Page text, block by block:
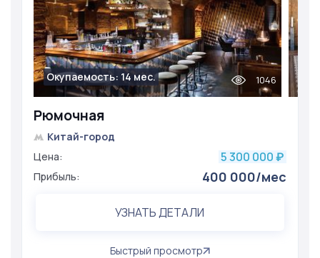
Рюмочная
Окупаемость: 14 мес. 1046
Китай-город
Цена:
5 300 000 ₽
Прибыль: 400 000/мес
УЗНАТЬ ДЕТАЛИ
Быстрый просмотр